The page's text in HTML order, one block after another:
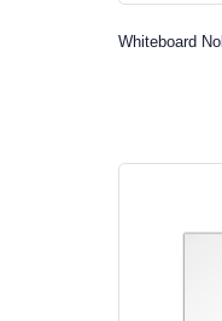
Whiteboard